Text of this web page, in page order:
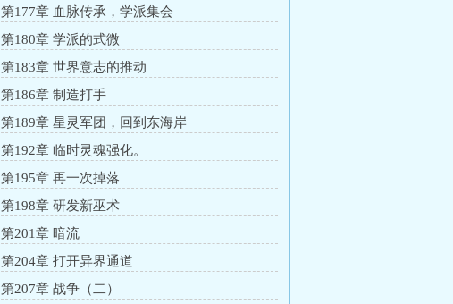
第177章 血脉传承，学派集会
第180章 学派的式微
第183章 世界意志的推动
第186章 制造打手
第189章 星灵军团，回到东海岸
第192章 临时灵魂强化。
第195章 再一次掉落
第198章 研发新巫术
第201章 暗流
第204章 打开异界通道
第207章 战争（二）